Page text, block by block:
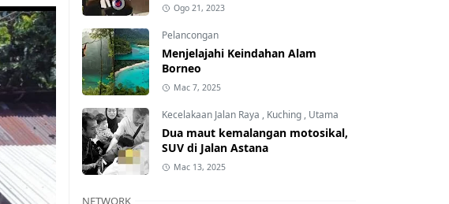
Ogo 21, 2023
Pelancongan
Menjelajahi Keindahan Alam
Borneo
Mac 7, 2025
Kecelakaan Jalan Raya , Kuching , Utama
Dua maut kemalangan motosikal,
SUV di Jalan Astana
Mac 13, 2025
NETWORK